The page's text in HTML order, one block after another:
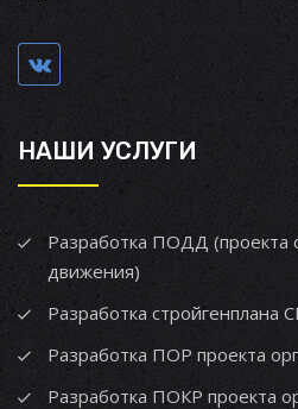
НАШИ УСЛУГИ
Разработка ПОДД (проекта
движения)
Разработка стройгенплана
Разработка ПОР проекта
Разработка ПОКР проекта